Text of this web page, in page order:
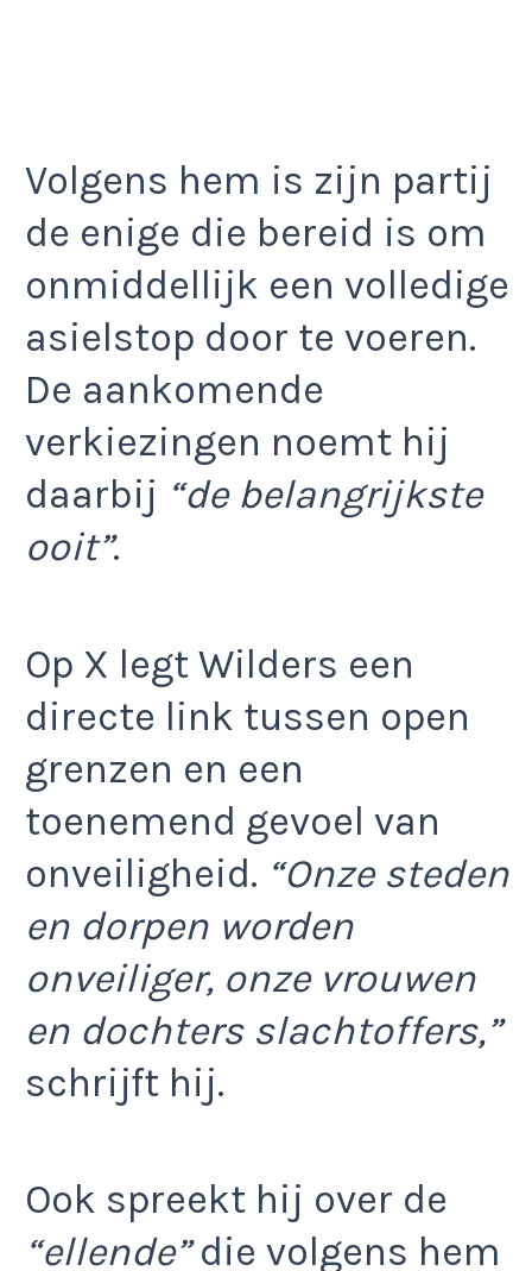
Volgens hem is zijn partij
de enige die bereid is om
onmiddellijk een volledige
asielstop door te voeren.
De aankomende
verkiezingen noemt hij
daarbij “de belangrijkste
ooit”.
Op X legt Wilders een
directe link tussen open
grenzen en een
toenemend gevoel van
onveiligheid. “Onze steden
en dorpen worden
onveiliger, onze vrouwen
en dochters slachtoffers,”
schrijft hij.
Ook spreekt hij over de
“ellende”die volgens hem